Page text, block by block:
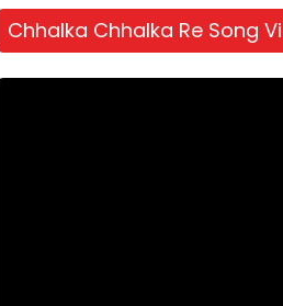
Chhalka Chhalka Re Song